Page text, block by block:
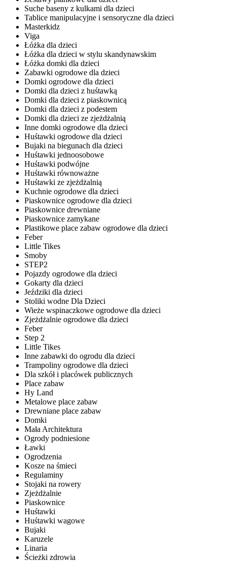
Suche baseny z kulkami dla dzieci
Tablice manipulacyjne i sensoryczne dla dzieci
Masterkidz
Viga
Łóżka dla dzieci
Łóżka dla dzieci w stylu skandynawskim
Łóżka domki dla dzieci
Zabawki ogrodowe dla dzieci
Domki ogrodowe dla dzieci
Domki dla dzieci z huśtawką
Domki dla dzieci z piaskownicą
Domki dla dzieci z podestem
Domki dla dzieci ze zjeżdżalnią
Inne domki ogrodowe dla dzieci
Huśtawki ogrodowe dla dzieci
Bujaki na biegunach dla dzieci
Huśtawki jednoosobowe
Huśtawki podwójne
Huśtawki równoważne
Huśtawki ze zjeżdżalnią
Kuchnie ogrodowe dla dzieci
Piaskownice ogrodowe dla dzieci
Piaskownice drewniane
Piaskownice zamykane
Plastikowe place zabaw ogrodowe dla dzieci
Feber
Little Tikes
Smoby
STEP2
Pojazdy ogrodowe dla dzieci
Gokarty dla dzieci
Jeździki dla dzieci
Stoliki wodne Dla Dzieci
Wieże wspinaczkowe ogrodowe dla dzieci
Zjeżdżalnie ogrodowe dla dzieci
Feber
Step 2
Little Tikes
Inne zabawki do ogrodu dla dzieci
Trampoliny ogrodowe dla dzieci
Dla szkół i placówek publicznych
Place zabaw
Hy Land
Metalowe place zabaw
Drewniane place zabaw
Domki
Mała Architektura
Ogrody podniesione
Ławki
Ogrodzenia
Kosze na śmieci
Regulaminy
Stojaki na rowery
Zjeżdżalnie
Piaskownice
Huśtawki
Huśtawki wagowe
Bujaki
Karuzele
Linaria
Ścieżki zdrowia